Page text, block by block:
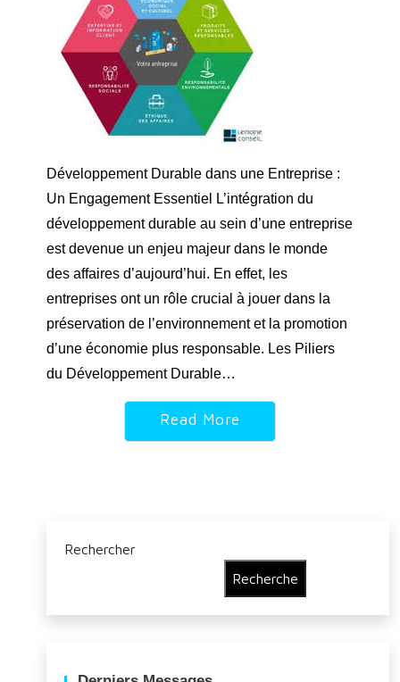
Développement Durable dans une Entreprise :
Un Engagement Essentiel L’intégration du
développement durable au sein d’une entreprise
est devenue un enjeu majeur dans le monde
des affaires d’aujourd’hui. En effet, les
entreprises ont un rôle crucial à jouer dans la
préservation de l’environnement et la promotion
d’une économie plus responsable. Les Piliers
du Développement Durable…
Read More
Rechercher
Recherche